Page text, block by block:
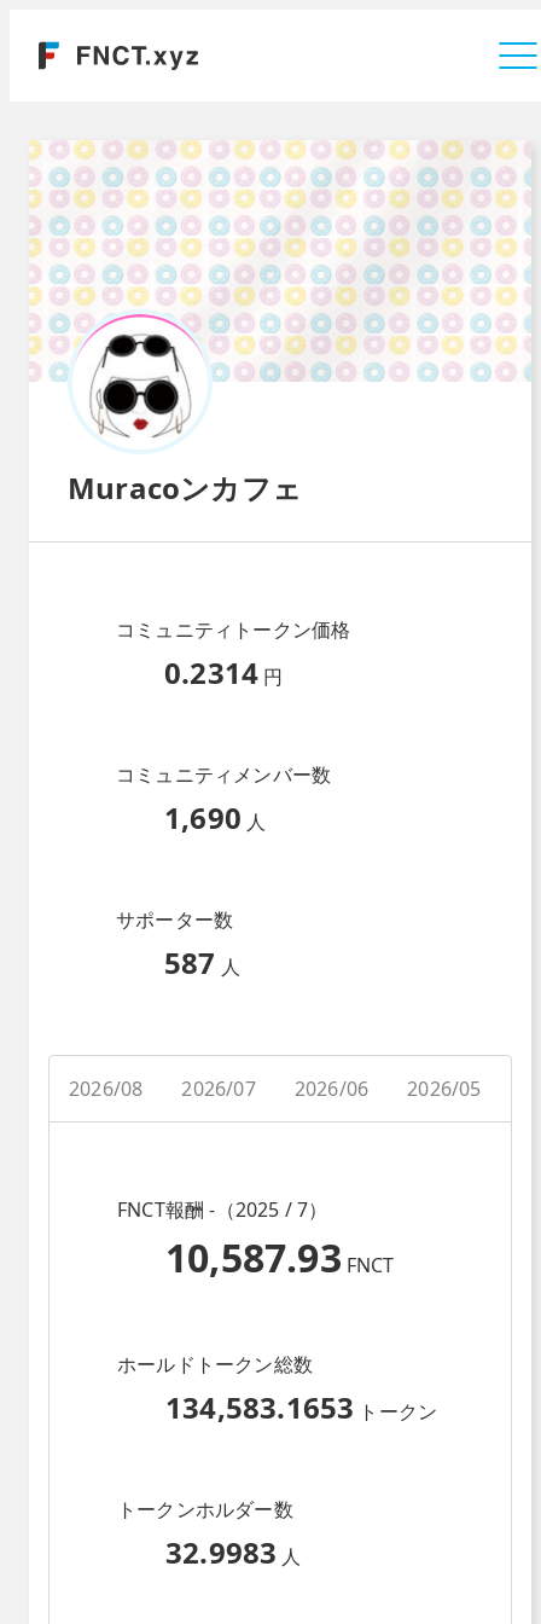
Muracoンカフェ
コミュニティトークン価格
0.2314 円
コミュニティメンバー数
1,690 人
サポーター数
587 人
2026/08 2026/07 2026/06 2026/05
FNCT報酬 -（2025 / 7）
10,587.93 FNCT
ホールドトークン総数
134,583.1653 トークン
トークンホルダー数
32.9983 人